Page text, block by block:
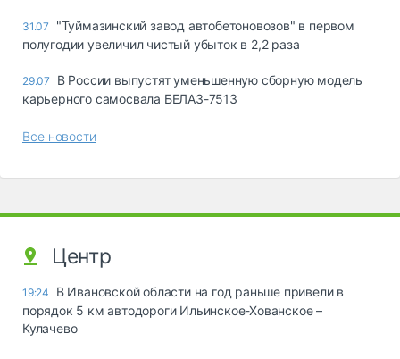
31.07
"Туймазинский завод автобетоновозов" в первом
полугодии увеличил чистый убыток в 2,2 раза
29.07
В России выпустят уменьшенную сборную модель
карьерного самосвала БЕЛАЗ-7513
Все новости
Центр
19:24
В Ивановской области на год раньше привели в
порядок 5 км автодороги Ильинское-Хованское –
Кулачево